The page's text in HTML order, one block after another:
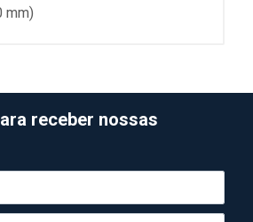
mm)
receber nossas